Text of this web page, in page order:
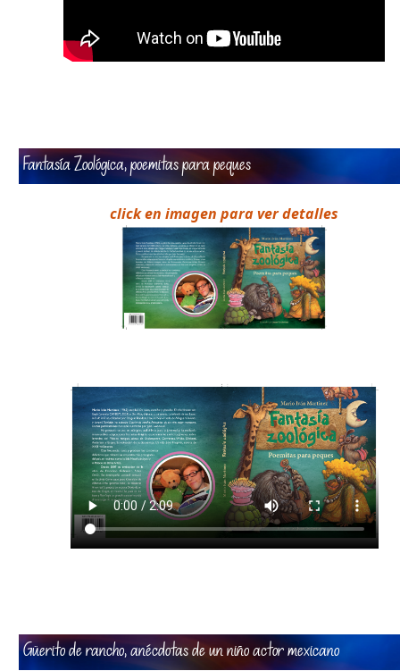
Fantasía Zoológica, poemitas para peques
click en imagen para ver detalles
Güerito de rancho, anécdotas de un niño actor mexicano